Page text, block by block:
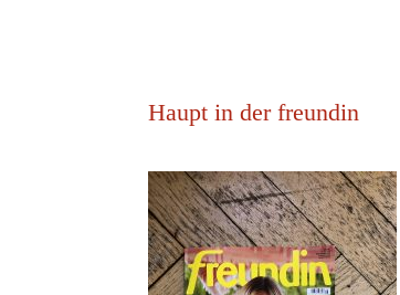
Haupt in der freundin